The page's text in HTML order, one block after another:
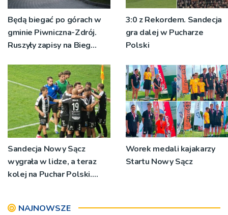
Będą biegać po górach w
gminie Piwniczna-Zdrój.
Ruszyły zapisy na Bieg
3:0 z Rekordem. Sandecja
gra dalej w Pucharze
Polski
Sandecja Nowy Sącz
wygrała w lidze, a teraz
kolej na Puchar Polski.
Worek medali kajakarzy
Startu Nowy Sącz
NAJNOWSZE